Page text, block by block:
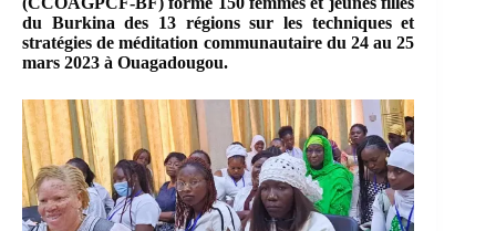
du Burkina des 13 régions sur les techniques et
stratégies de méditation communautaire du 24 au 25
mars 2023 à Ouagadougou.